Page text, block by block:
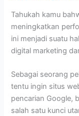
Tahukah kamu
meningkatkan
ini menjadi suatu
digital marketing
Sebagai seorang
tentu ingin situs
pencarian Google,
salah satu kunci